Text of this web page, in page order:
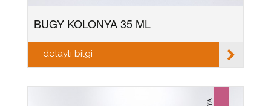
BUGY KOLONYA 35 ML
detaylı bilgi